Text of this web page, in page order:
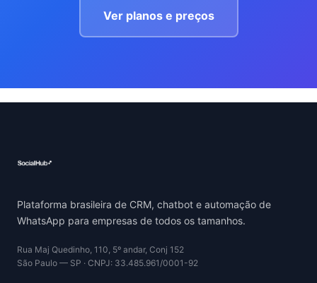
Ver planos e preços
Plataforma brasileira de CRM, chatbot e automação de
WhatsApp para empresas de todos os tamanhos.
Rua Maj Quedinho, 110, 5º andar, Conj 152
São Paulo — SP · CNPJ: 33.485.961/0001-92